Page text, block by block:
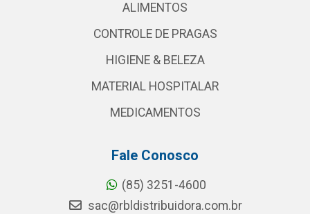
ALIMENTOS
CONTROLE DE PRAGAS
HIGIENE & BELEZA
MATERIAL HOSPITALAR
MEDICAMENTOS
Fale Conosco
(85) 3251-4600
sac@rbldistribuidora.com.br